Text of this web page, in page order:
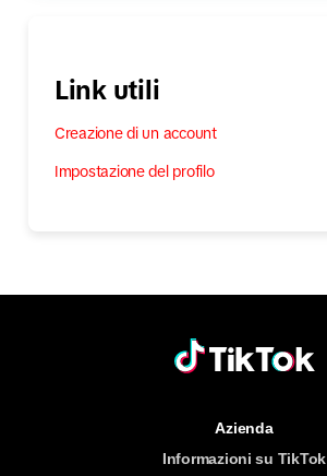
Link utili
Creazione di un account
Impostazione del profilo
Azienda
Informazioni su TikTok